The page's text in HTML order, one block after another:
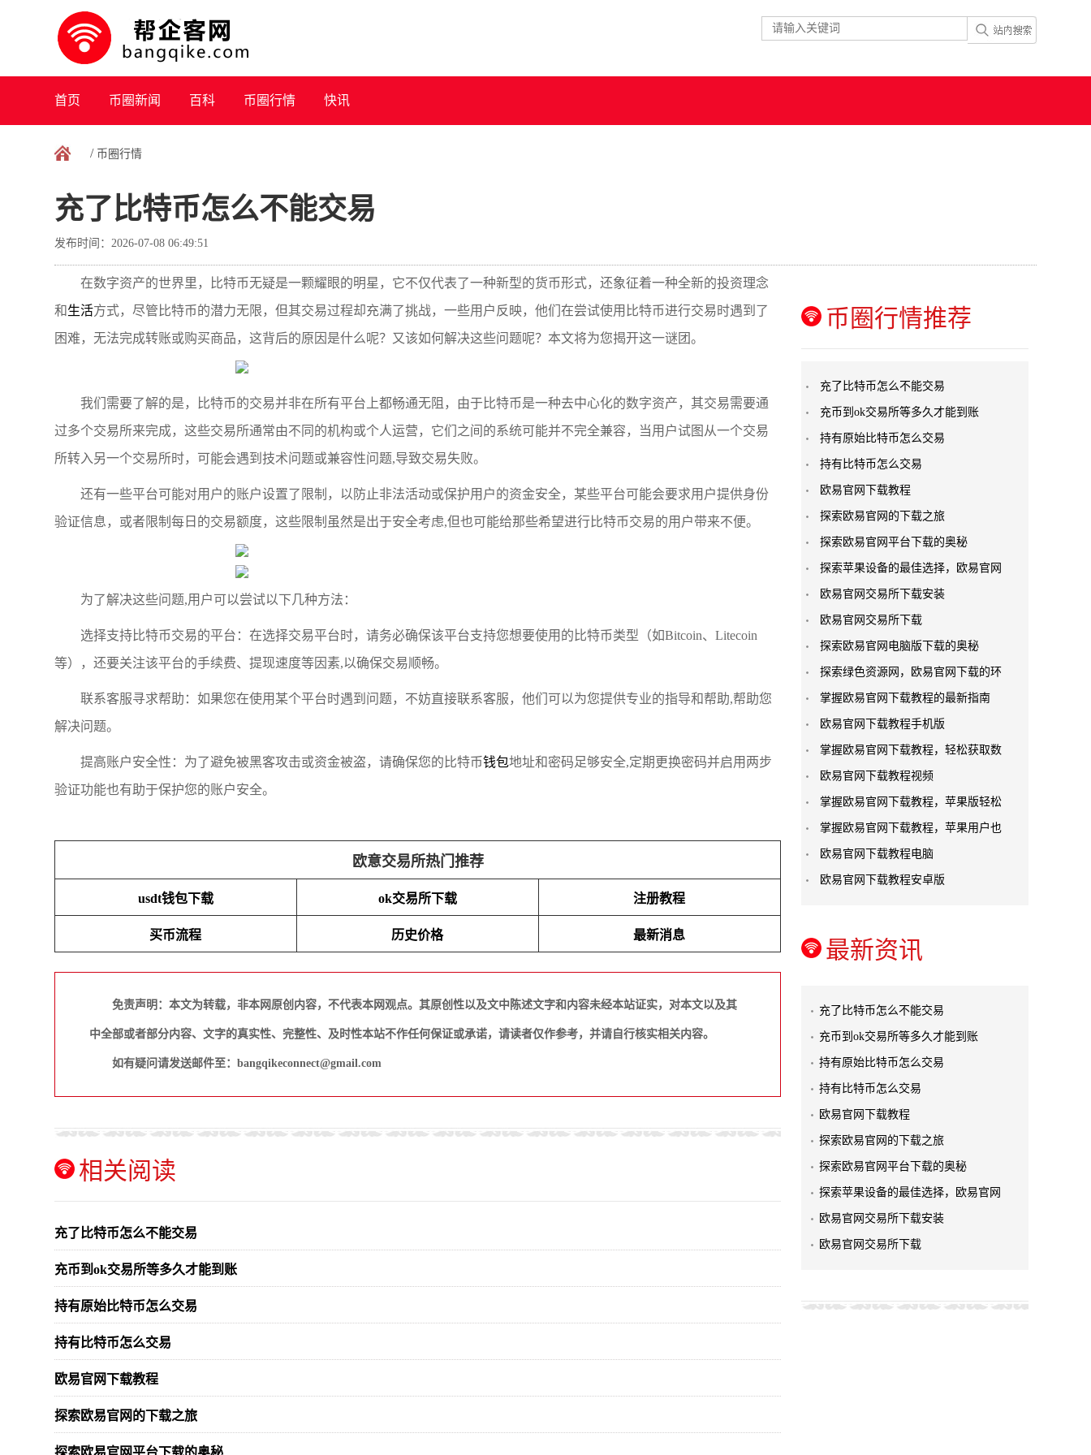
首页 币圈新闻 百科 币圈行情 快讯
/ 币圈行情
充了比特币怎么不能交易
发布时间：2026-07-08 06:49:51
在数字资产的世界里，比特币无疑是一颗耀眼的明星，它不仅代表了一种新型的货币形式，还象征着一种全新的投资理念
和生活方式，尽管比特币的潜力无限，但其交易过程却充满了挑战，一些用户反映，他们在尝试使用比特币进行交易时遇到了
困难，无法完成转账或购买商品，这背后的原因是什么呢？又该如何解决这些问题呢？本文将为您揭开这一谜团。
我们需要了解的是，比特币的交易并非在所有平台上都畅通无阻，由于比特币是一种去中心化的数字资产，其交易需要通
过多个交易所来完成，这些交易所通常由不同的机构或个人运营，它们之间的系统可能并不完全兼容，当用户试图从一个交易
所转入另一个交易所时，可能会遇到技术问题或兼容性问题,导致交易失败。
还有一些平台可能对用户的账户设置了限制，以防止非法活动或保护用户的资金安全，某些平台可能会要求用户提供身份
验证信息，或者限制每日的交易额度，这些限制虽然是出于安全考虑,但也可能给那些希望进行比特币交易的用户带来不便。
为了解决这些问题,用户可以尝试以下几种方法：
选择支持比特币交易的平台：在选择交易平台时，请务必确保该平台支持您想要使用的比特币类型（如Bitcoin、Litecoin
等），还要关注该平台的手续费、提现速度等因素,以确保交易顺畅。
联系客服寻求帮助：如果您在使用某个平台时遇到问题，不妨直接联系客服，他们可以为您提供专业的指导和帮助,帮助您
解决问题。
提高账户安全性：为了避免被黑客攻击或资金被盗，请确保您的比特币钱包地址和密码足够安全,定期更换密码并启用两步
验证功能也有助于保护您的账户安全。
欧意交易所热门推荐
usdt钱包下载 ok交易所下载 注册教程
买币流程 历史价格 最新消息
免责声明：本文为转载，非本网原创内容，不代表本网观点。其原创性以及文中陈述文字和内容未经本站证实，对本文以及其
中全部或者部分内容、文字的真实性、完整性、及时性本站不作任何保证或承诺，请读者仅作参考，并请自行核实相关内容。
如有疑问请发送邮件至：bangqikeconnect@gmail.com
相关阅读
充了比特币怎么不能交易
充币到ok交易所等多久才能到账
持有原始比特币怎么交易
持有比特币怎么交易
欧易官网下载教程
探索欧易官网的下载之旅
探索欧易官网平台下载的奥秘
币圈行情推荐
充了比特币怎么不能交易
充币到ok交易所等多久才能到账
持有原始比特币怎么交易
持有比特币怎么交易
欧易官网下载教程
探索欧易官网的下载之旅
探索欧易官网平台下载的奥秘
探索苹果设备的最佳选择，欧易官网
欧易官网交易所下载安装
欧易官网交易所下载
探索欧易官网电脑版下载的奥秘
探索绿色资源网，欧易官网下载的环
掌握欧易官网下载教程的最新指南
欧易官网下载教程手机版
掌握欧易官网下载教程，轻松获取数
欧易官网下载教程视频
掌握欧易官网下载教程，苹果版轻松
掌握欧易官网下载教程，苹果用户也
欧易官网下载教程电脑
欧易官网下载教程安卓版
最新资讯
充了比特币怎么不能交易
充币到ok交易所等多久才能到账
持有原始比特币怎么交易
持有比特币怎么交易
欧易官网下载教程
探索欧易官网的下载之旅
探索欧易官网平台下载的奥秘
探索苹果设备的最佳选择，欧易官网
欧易官网交易所下载安装
欧易官网交易所下载